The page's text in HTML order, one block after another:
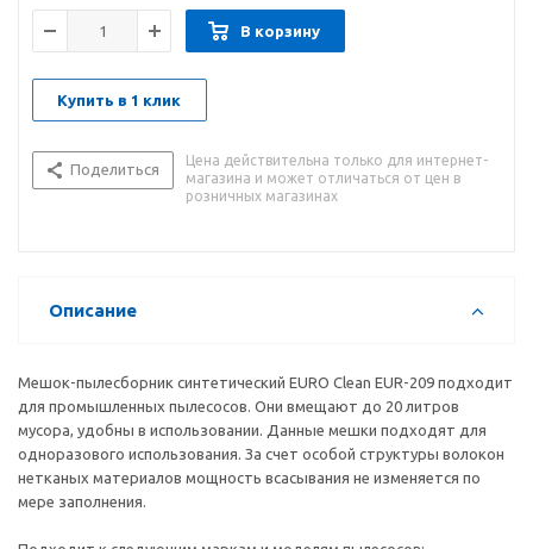
В корзину
Купить в 1 клик
Поделиться
Цена действительна только для интернет-
магазина и может отличаться от цен в
розничных магазинах
Описание
Мешок-пылесборник синтетический EURO Clean EUR-209 подходит
для промышленных пылесосов. Они вмещают до 20 литров
мусора, удобны в использовании. Данные мешки подходят для
одноразового использования. За счет особой структуры волокон
нетканых материалов мощность всасывания не изменяется по
мере заполнения.